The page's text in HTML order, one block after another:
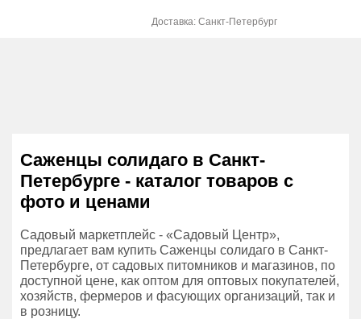
Доставка: Санкт-Петербург
Саженцы солидаго в Санкт-
Петербурге - каталог товаров с
фото и ценами
Садовый маркетплейс - «Садовый Центр»,
предлагает вам купить Саженцы солидаго в Санкт-
Петербурге, от садовых питомников и магазинов, по
доступной цене, как оптом для оптовых покупателей,
хозяйств, фермеров и фасующих организаций, так и
в розницу.